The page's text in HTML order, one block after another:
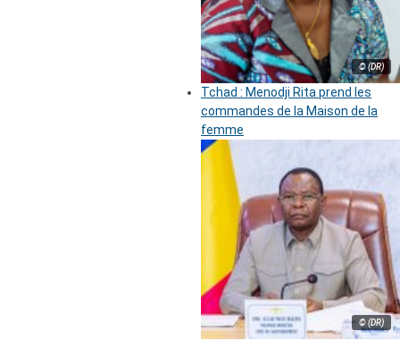
© (DR)
Tchad : Menodji Rita prend les
commandes de la Maison de la
femme
© (DR)